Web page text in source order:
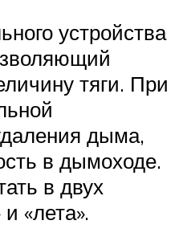
устройства
тяги. При
дыма,
в дымоходе.
в двух
«лета».